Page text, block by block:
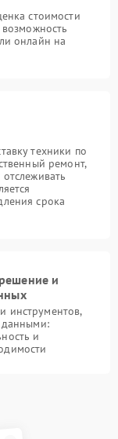
стоимости
онлайн на
техники по
ремонт,
срока
и
инструментов,
данными:
и